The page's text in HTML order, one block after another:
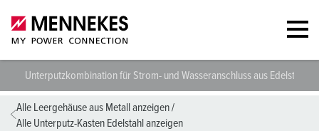
Unterputzkombination für Strom- und Wasseranschluss aus Edelstahl
Alle Leergehäuse aus Metall anzeigen/
Alle Unterputz-Kasten Edelstahl anzeigen